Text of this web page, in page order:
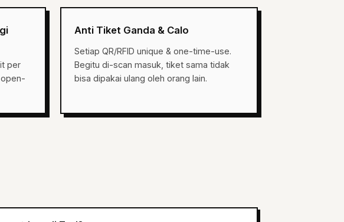
per
Anti Tiket Ganda & Calo
Setiap QR/RFID unique & one-time-use.
Begitu di-scan masuk, tiket sama tidak
bisa dipakai ulang oleh orang lain.